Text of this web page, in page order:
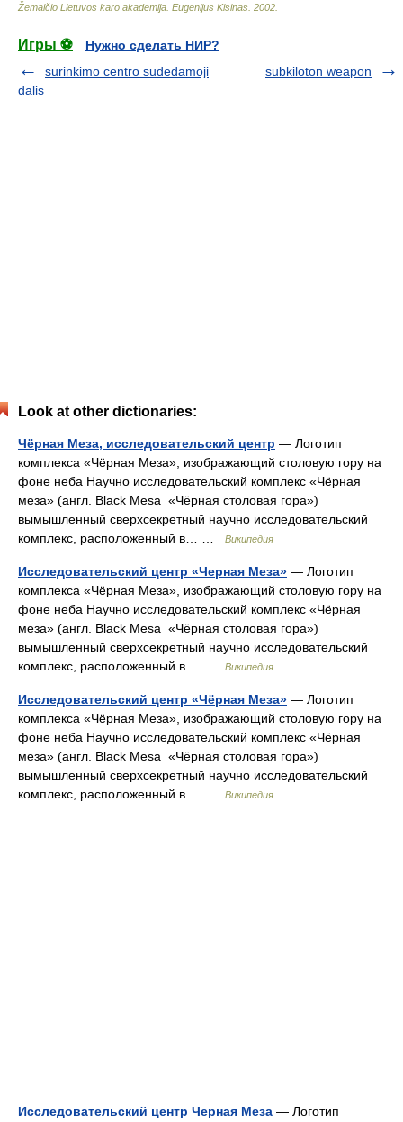
Žemaičio Lietuvos karo akademija Eugenijus Kisinas 2002
Игры ⚽
Нужно сделать НИР?
surinkimo centro sudedamoji
dalis
subkiloton weapon
Look at other dictionaries:
Чёрная Меза, исследовательский центр — Логотип
комплекса «Чёрная Меза», изображающий столовую гору на
фоне неба Научно исследовательский комплекс «Чёрная
меза» (англ. Black Mesa «Чёрная столовая гора»)
вымышленный сверхсекретный научно исследовательский
комплекс, расположенный в… …
Википедия
Исследовательский центр «Черная Меза» — Логотип
комплекса «Чёрная Меза», изображающий столовую гору на
фоне неба Научно исследовательский комплекс «Чёрная
меза» (англ. Black Mesa «Чёрная столовая гора»)
вымышленный сверхсекретный научно исследовательский
комплекс, расположенный в… …
Википедия
Исследовательский центр «Чёрная Меза» — Логотип
комплекса «Чёрная Меза», изображающий столовую гору на
фоне неба Научно исследовательский комплекс «Чёрная
меза» (англ. Black Mesa «Чёрная столовая гора»)
вымышленный сверхсекретный научно исследовательский
комплекс, расположенный в… …
Википедия
Исследовательский центр Черная Меза — Логотип